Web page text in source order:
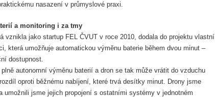
nasazení v průmyslové praxi.
a monitoring i za tmy
vznikla jako startup FEL ČVUT v roce 2010, dodala do projektu vlastní
která umožňuje automatickou výměnu baterie během dvou minut –
dostupnost.
autonomní výměnu baterií a dron se tak může vrátit do vzduchu
oproti běžnému nabíjení, které trvá desítky minut. Drony jsme
umožnili jsme jejich propojení s ostatními systémy v jednotném